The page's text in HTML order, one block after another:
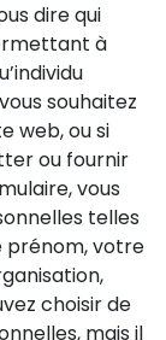
dire qui
à
souhaitez
web, ou si
ou fournir
vous
telles
prénom, votre
choisir de
mais il